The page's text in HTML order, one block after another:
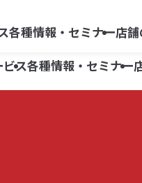
よくあるご質問
ス各種情報・セミナー
各種情報・セミナー店